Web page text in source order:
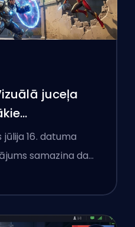
juceļa
pēc
jūlija 16. datuma
samazina da…